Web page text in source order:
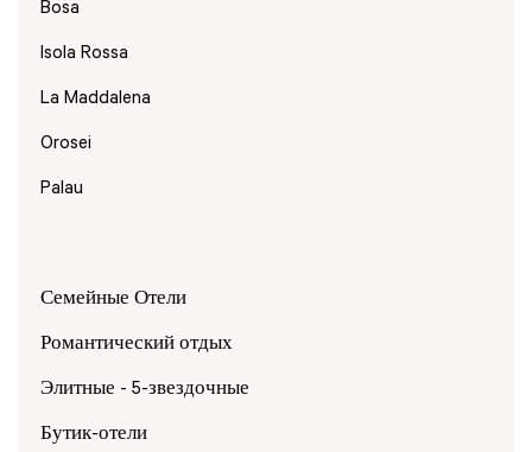
Bosa
Isola Rossa
La Maddalena
Orosei
Palau
Семейные Отели
Романтический отдых
Элитные - 5-звездочные
Бутик-отели